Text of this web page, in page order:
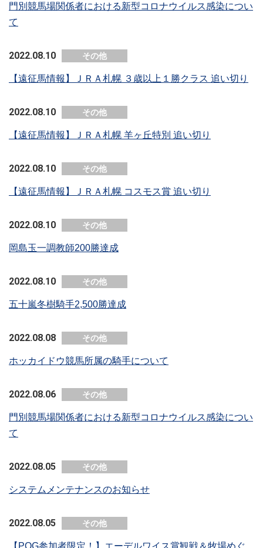
門別競馬場関係者における新型コロナウイルス感染につい
て
2022.08.10 その他
【遠征馬情報】ＪＲＡ札幌 ３歳以上１勝クラス 追い切り
2022.08.10 その他
【遠征馬情報】ＪＲＡ札幌 羊ヶ丘特別 追い切り
2022.08.10 その他
【遠征馬情報】ＪＲＡ札幌 コスモス賞 追い切り
2022.08.10 その他
岡島玉一調教師200勝達成
2022.08.10 その他
五十嵐冬樹騎手2,500勝達成
2022.08.08 その他
ホッカイドウ競馬所属の騎手について
2022.08.06 その他
門別競馬場関係者における新型コロナウイルス感染につい
て
2022.08.05 その他
システムメンテナンスのお知らせ
2022.08.05 その他
【POG参加者限定！】エーデルワイス賞観戦＆牧場めぐ